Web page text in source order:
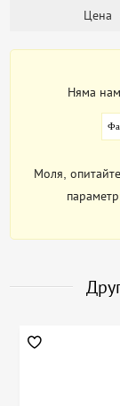
Цена
Няма
Моля,